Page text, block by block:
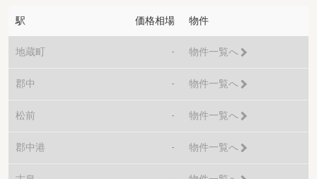
駅 価格相場 物件
地蔵町 - 物件一覧へ
郡中 - 物件一覧へ
松前 - 物件一覧へ
郡中港 - 物件一覧へ